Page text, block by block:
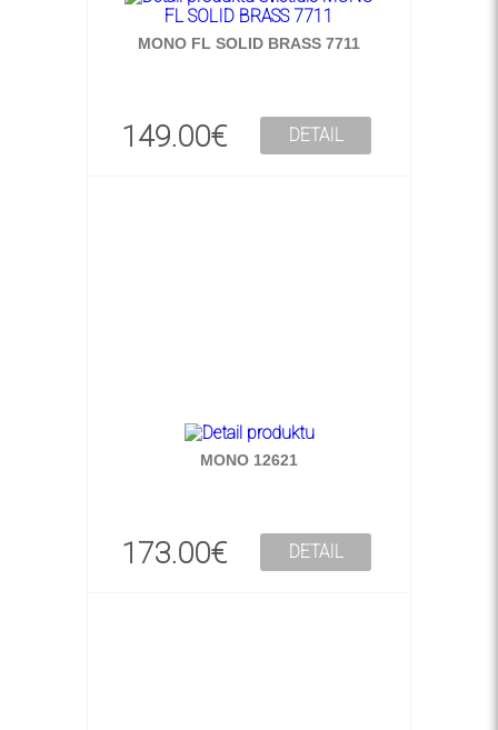
MONO FL SOLID BRASS 7711
149.00€ DETAIL
MONO 12621
173.00€ DETAIL